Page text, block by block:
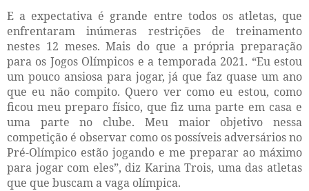
E a expectativa é grande entre todos os atletas, que
enfrentaram inúmeras restrições de treinamento
nestes 12 meses. Mais do que a própria preparação
para os Jogos Olímpicos e a temporada 2021. “Eu estou
um pouco ansiosa para jogar, já que faz quase um ano
que eu não compito. Quero ver como eu estou, como
ficou meu preparo físico, que fiz uma parte em casa e
uma parte no clube. Meu maior objetivo nessa
competição é observar como os possíveis adversários no
Pré-Olímpico estão jogando e me preparar ao máximo
para jogar com eles”, diz Karina Trois, uma das atletas
que que buscam a vaga olímpica.